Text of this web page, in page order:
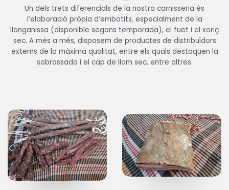
Un dels trets diferencials de la nostra carnisseria és
l’elaboració pròpia d’embotits, especialment de la
llonganissa (disponible segons temporada), el fuet i el xoriç
sec. A més a més, disposem de productes de distribuïdors
externs de la màxima qualitat, entre els quals destaquen la
sobrassada i el cap de llom sec, entre altres.